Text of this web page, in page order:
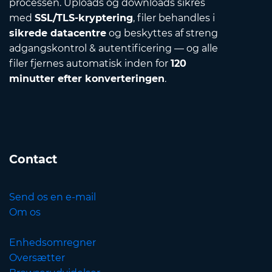
processen. Uploads og downloads sikres
med SSL/TLS-kryptering, filer behandles i
sikrede datacentre og beskyttes af streng
adgangskontrol & autentificering — og alle
filer fjernes automatisk inden for 120
minutter efter konverteringen.
Contact
Send os en e-mail
Om os
Enhedsomregner
Oversætter